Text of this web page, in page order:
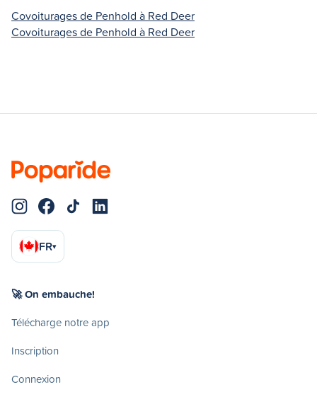
Covoiturages de Penhold à Red Deer
Covoiturages de Penhold à Red Deer
FR▾
🚀 On embauche!
Télécharge notre app
Inscription
Connexion